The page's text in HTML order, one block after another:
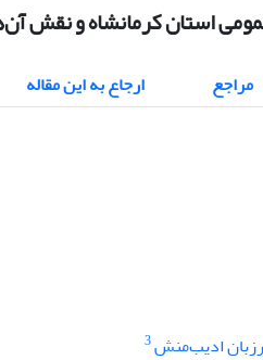
استان کرمانشاه و نقش
مراجع ارجاع به این مقاله
ادیب‌منش3